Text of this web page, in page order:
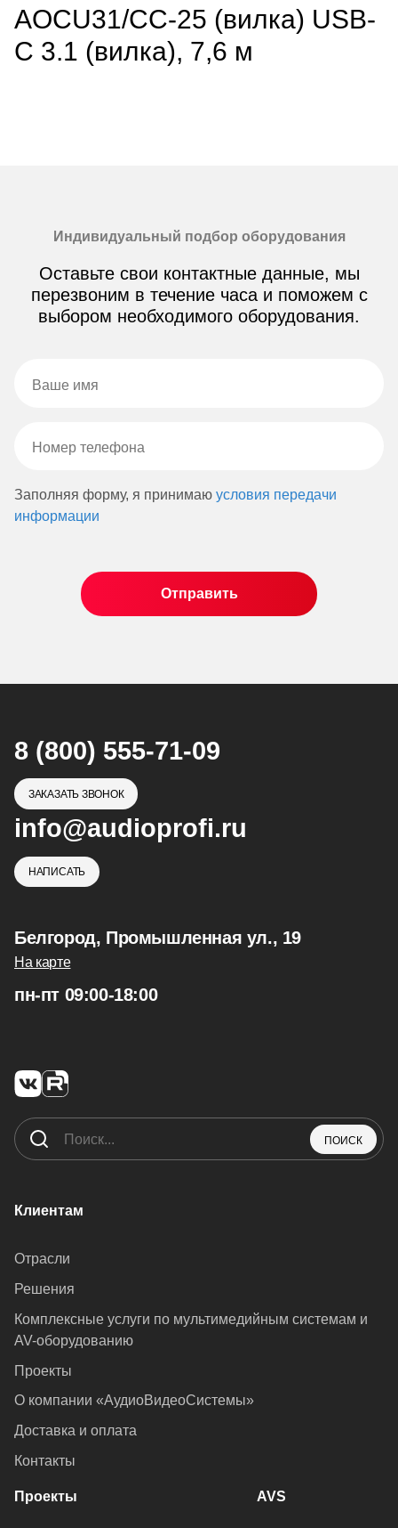
AOCU31/CC-25 (вилка) USB-
C 3.1 (вилка), 7,6 м
Индивидуальный подбор оборудования
Оставьте свои контактные данные, мы
перезвоним в течение часа и поможем с
выбором необходимого оборудования.
Заполняя форму, я принимаю условия передачи
информации
8 (800) 555-71-09
ЗАКАЗАТЬ ЗВОНОК
info@audioprofi.ru
НАПИСАТЬ
Белгород, Промышленная ул., 19
На карте
пн-пт 09:00-18:00
ПОИСК
Клиентам
Отрасли
Решения
Комплексные услуги по мультимедийным системам и
AV-оборудованию
Проекты
О компании «АудиоВидеоСистемы»
Доставка и оплата
Контакты
Проекты AVS